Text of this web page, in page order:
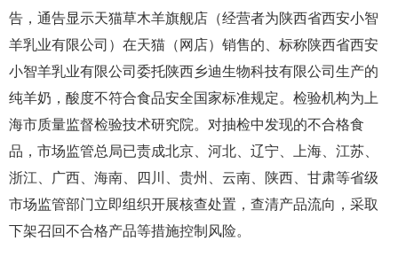
告，通告显示天猫草木羊旗舰店（经营者为陕西省西安小智
羊乳业有限公司）在天猫（网店）销售的、标称陕西省西安
小智羊乳业有限公司委托陕西乡迪生物科技有限公司生产的
纯羊奶，酸度不符合食品安全国家标准规定。检验机构为上
海市质量监督检验技术研究院。对抽检中发现的不合格食
品，市场监管总局已责成北京、河北、辽宁、上海、江苏、
浙江、广西、海南、四川、贵州、云南、陕西、甘肃等省级
市场监管部门立即组织开展核查处置，查清产品流向，采取
下架召回不合格产品等措施控制风险。